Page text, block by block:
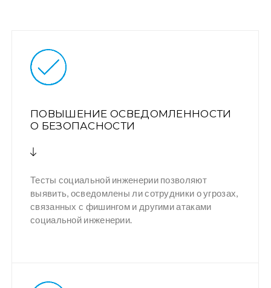
ПОВЫШЕНИЕ ОСВЕДОМЛЕННОСТИ
О БЕЗОПАСНОСТИ
Тесты социальной инженерии позволяют
выявить, осведомлены ли сотрудники о угрозах,
связанных с фишингом и другими атаками
социальной инженерии.